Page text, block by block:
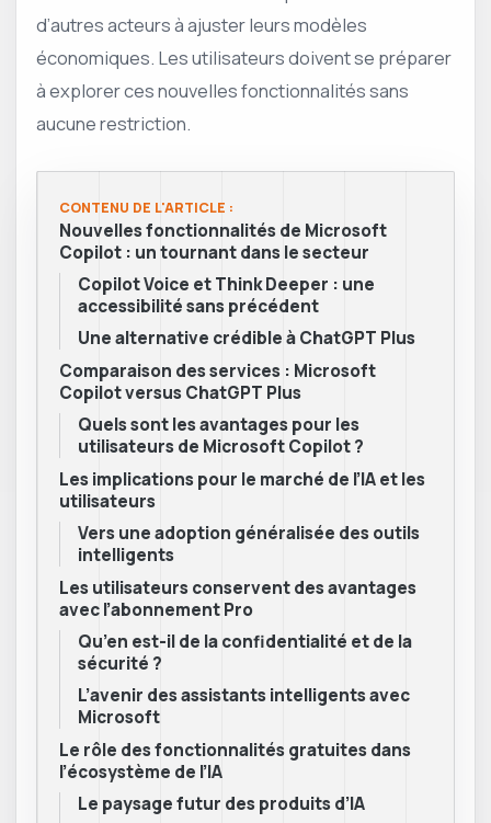
d’autres acteurs à ajuster leurs modèles
économiques. Les utilisateurs doivent se préparer
à explorer ces nouvelles fonctionnalités sans
aucune restriction.
CONTENU DE L'ARTICLE :
Nouvelles fonctionnalités de Microsoft
Copilot : un tournant dans le secteur
Copilot Voice et Think Deeper : une
accessibilité sans précédent
Une alternative crédible à ChatGPT Plus
Comparaison des services : Microsoft
Copilot versus ChatGPT Plus
Quels sont les avantages pour les
utilisateurs de Microsoft Copilot ?
Les implications pour le marché de l’IA et les
utilisateurs
Vers une adoption généralisée des outils
intelligents
Les utilisateurs conservent des avantages
avec l’abonnement Pro
Qu’en est-il de la confidentialité et de la
sécurité ?
L’avenir des assistants intelligents avec
Microsoft
Le rôle des fonctionnalités gratuites dans
l’écosystème de l’IA
Le paysage futur des produits d’IA